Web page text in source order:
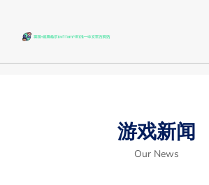
游戏新闻
Our News